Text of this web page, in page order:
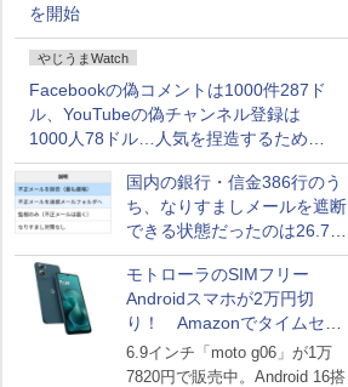
を開始
やじうまWatch
Facebookの偽コメントは1000件287ド
ル、YouTubeの偽チャンネル登録は
1000人78ドル…人気を捏造するための
価格リストが公開中
国内の銀行・信金386行のう
ち、なりすましメールを遮断
できる状態だったのは26.7％
にとどまる～GMOブランド
セキュリティ調査
モトローラのSIMフリー
Androidスマホが2万円切
り！ Amazonでタイムセー
ル
6.9インチ「moto g06」が1万
7820円で販売中。Android 16搭